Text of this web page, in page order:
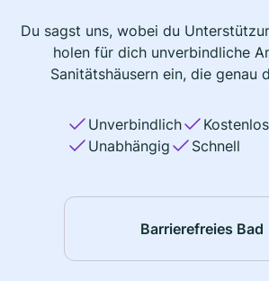
Du sagst uns, wobei du
holen für dich unverbindliche
Sanitätshäusern ein, die genau
Unverbindlich
Kostenlos
Unabhängig
Schnell
Barrierefreies Bad